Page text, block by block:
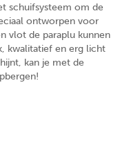
schuifsysteem om de
ontworpen voor
vlot de paraplu kunnen
kwalitatief en erg licht
kan je met de